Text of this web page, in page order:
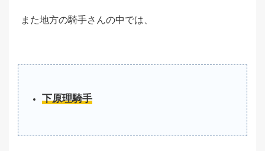
また地方の騎手さんの中では、
下原理騎手